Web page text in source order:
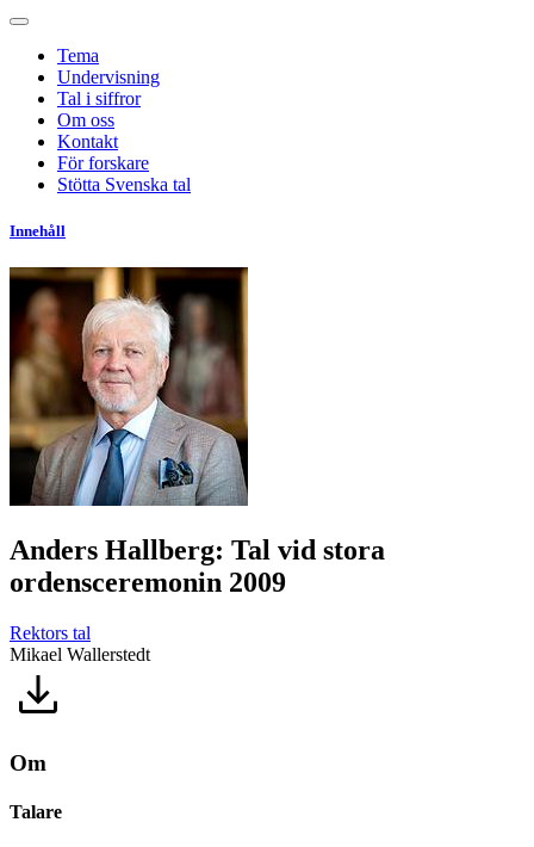
Tema
Undervisning
Tal i siffror
Om oss
Kontakt
För forskare
Stötta Svenska tal
Innehåll
Anders Hallberg: Tal vid stora
ordensceremonin 2009
Rektors tal
Mikael Wallerstedt
Om
Talare